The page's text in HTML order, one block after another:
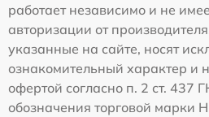
работает независимо и не
авторизации от
указанные на сайте, носят
ознакомительный характер и
офертой согласно п. 2 ст. 437
обозначения торговой марки